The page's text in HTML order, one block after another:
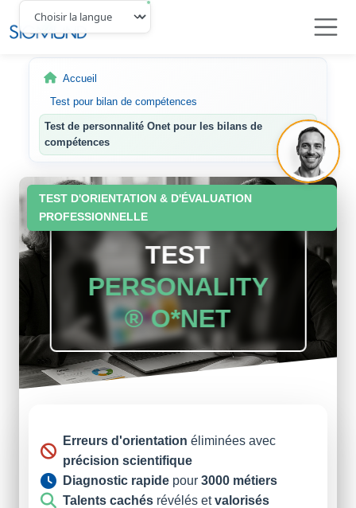
Navbar
Accueil
Test pour bilan de compétences
Test de personnalité Onet pour les bilans de
compétences
TEST D'ORIENTATION & D'ÉVALUATION
PROFESSIONNELLE
TEST
PERSONALITY
® O*NET
Erreurs d'orientation éliminées avec
précision scientifique
Diagnostic rapide pour 3000 métiers
Talents cachés révélés etvalorisés